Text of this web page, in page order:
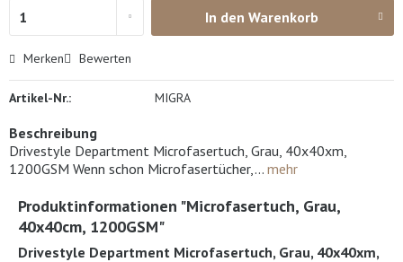
In den Warenkorb
Merken Bewerten
Artikel-Nr.: MIGRA
Beschreibung
Drivestyle Department Microfasertuch, Grau, 40x40xm,
1200GSM Wenn schon Microfasertücher,... mehr
Produktinformationen "Microfasertuch, Grau,
40x40cm, 1200GSM"
Drivestyle Department Microfasertuch, Grau, 40x40xm,